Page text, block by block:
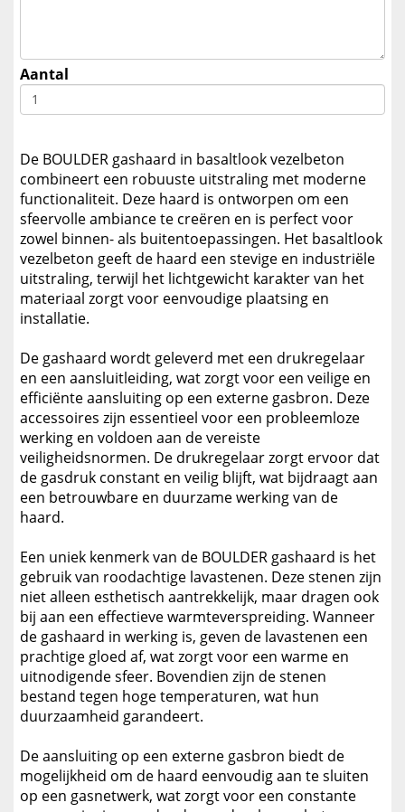
Aantal
De BOULDER gashaard in basaltlook vezelbeton
combineert een robuuste uitstraling met moderne
functionaliteit. Deze haard is ontworpen om een
sfeervolle ambiance te creëren en is perfect voor
zowel binnen- als buitentoepassingen. Het basaltlook
vezelbeton geeft de haard een stevige en industriële
uitstraling, terwijl het lichtgewicht karakter van het
materiaal zorgt voor eenvoudige plaatsing en
installatie.
De gashaard wordt geleverd met een drukregelaar
en een aansluitleiding, wat zorgt voor een veilige en
efficiënte aansluiting op een externe gasbron. Deze
accessoires zijn essentieel voor een probleemloze
werking en voldoen aan de vereiste
veiligheidsnormen. De drukregelaar zorgt ervoor dat
de gasdruk constant en veilig blijft, wat bijdraagt aan
een betrouwbare en duurzame werking van de
haard.
Een uniek kenmerk van de BOULDER gashaard is het
gebruik van roodachtige lavastenen. Deze stenen zijn
niet alleen esthetisch aantrekkelijk, maar dragen ook
bij aan een effectieve warmteverspreiding. Wanneer
de gashaard in werking is, geven de lavastenen een
prachtige gloed af, wat zorgt voor een warme en
uitnodigende sfeer. Bovendien zijn de stenen
bestand tegen hoge temperaturen, wat hun
duurzaamheid garandeert.
De aansluiting op een externe gasbron biedt de
mogelijkheid om de haard eenvoudig aan te sluiten
op een gasnetwerk, wat zorgt voor een constante